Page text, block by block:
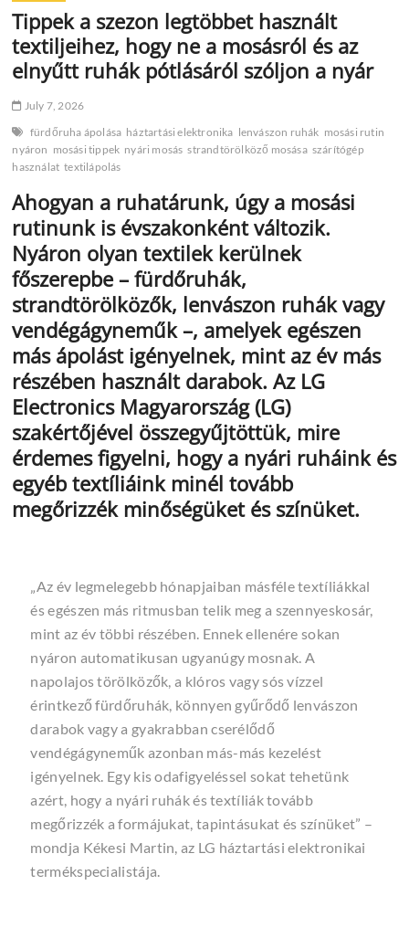
Tippek a szezon legtöbbet használt
textiljeihez, hogy ne a mosásról és az
elnyűtt ruhák pótlásáról szóljon a nyár
July 7, 2026
fürdőruha ápolása háztartási elektronika lenvászon ruhák mosási rutin
nyáron mosási tippek nyári mosás strandtörölköző mosása szárítógép
használat textilápolás
Ahogyan a ruhatárunk, úgy a mosási
rutinunk is évszakonként változik.
Nyáron olyan textilek kerülnek
főszerepbe – fürdőruhák,
strandtörölközők, lenvászon ruhák vagy
vendégágyneműk –, amelyek egészen
más ápolást igényelnek, mint az év más
részében használt darabok. Az LG
Electronics Magyarország (LG)
szakértőjével összegyűjtöttük, mire
érdemes figyelni, hogy a nyári ruháink és
egyéb textíliáink minél tovább
megőrizzék minőségüket és színüket.
„Az év legmelegebb hónapjaiban másféle textíliákkal
és egészen más ritmusban telik meg a szennyeskosár,
mint az év többi részében. Ennek ellenére sokan
nyáron automatikusan ugyanúgy mosnak. A
napolajos törölközők, a klóros vagy sós vízzel
érintkező fürdőruhák, könnyen gyűrődő lenvászon
darabok vagy a gyakrabban cserélődő
vendégágyneműk azonban más-más kezelést
igényelnek. Egy kis odafigyeléssel sokat tehetünk
azért, hogy a nyári ruhák és textíliák tovább
megőrizzék a formájukat, tapintásukat és színüket” –
mondja Kékesi Martin, az LG háztartási elektronikai
termékspecialistája.